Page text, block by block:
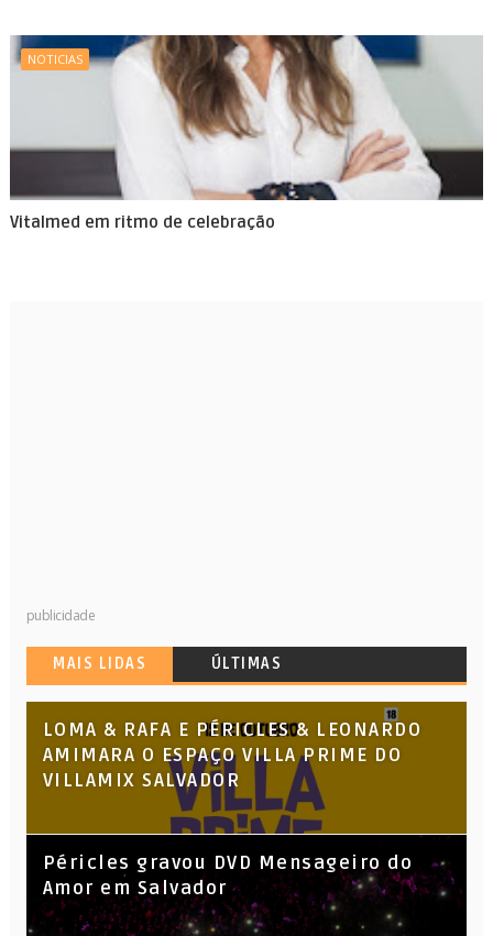
NOTICIAS
Vitalmed em ritmo de celebração
publicidade
MAIS LIDAS ÚLTIMAS
LOMA & RAFA E PÉRICLES & LEONARDO
AMIMARA O ESPAÇO VILLA PRIME DO
VILLAMIX SALVADOR
Péricles gravou DVD Mensageiro do
Amor em Salvador